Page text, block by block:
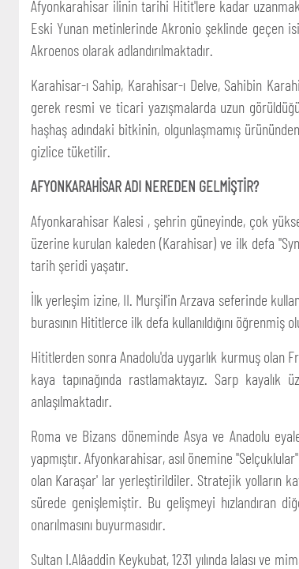
Afyonkarahisar ilinin tarihi Hitit'lere kadar
Eski Yunan metinlerinde Akronio şeklinde geçen
Akroenos olarak adlandırılmaktadır.
Karahisar-ı Sahip, Karahisar-ı Delve, Sahibin
gerek resmi ve ticari yazışmalarda uzun
haşhaş adındaki bitkinin, olgunlaşmamış
gizlice tüketilir.
AFYONKARAHİSAR ADI NEREDEN GELMİŞTİR?
Afyonkarahisar Kalesi , şehrin güneyinde, çok
üzerine kurulan kaleden (Karahisar) ve ilk defa
tarih şeridi yaşatır.
İlk yerleşim izine, II. Murşil'in Arzava seferinde
burasının Hititlerce ilk defa kullanıldığını öğrenmiş
Hititlerden sonra Anadolu'da uygarlık kurmuş olan
kaya tapınağında rastlamaktayız. Sarp
anlaşılmaktadır.
Roma ve Bizans döneminde Asya ve Anadolu
yapmıştır. Afyonkarahisar, asıl önemine
olan Karaşar' lar yerleştirildiler. Stratejik yolların
sürede genişlemiştir. Bu gelişmeyi hızlandıran
onarılmasını buyurmasıdır.
Sultan I.Alâaddin Keykubat, 1231 yılında lalası ve